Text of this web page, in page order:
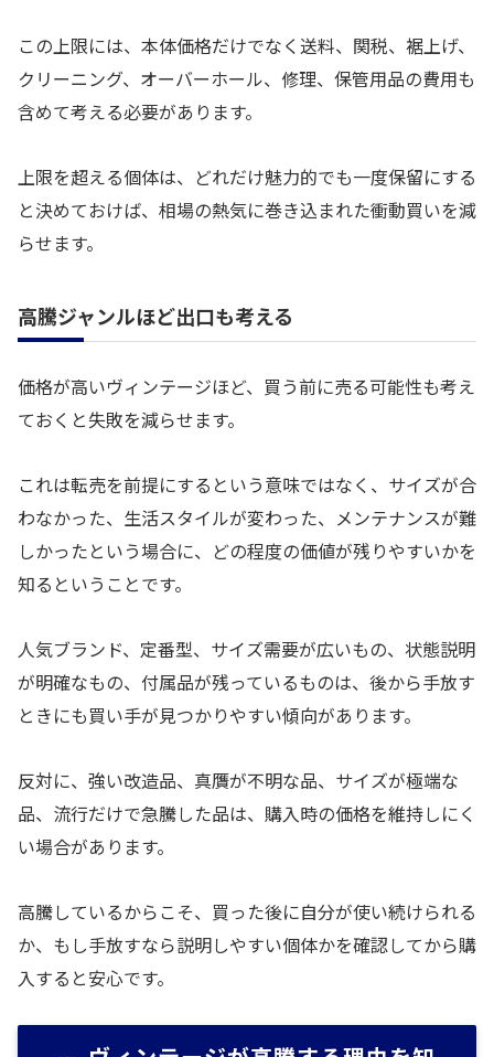
この上限には、本体価格だけでなく送料、関税、裾上げ、
クリーニング、オーバーホール、修理、保管用品の費用も
含めて考える必要があります。
上限を超える個体は、どれだけ魅力的でも一度保留にする
と決めておけば、相場の熱気に巻き込まれた衝動買いを減
らせます。
高騰ジャンルほど出口も考える
価格が高いヴィンテージほど、買う前に売る可能性も考え
ておくと失敗を減らせます。
これは転売を前提にするという意味ではなく、サイズが合
わなかった、生活スタイルが変わった、メンテナンスが難
しかったという場合に、どの程度の価値が残りやすいかを
知るということです。
人気ブランド、定番型、サイズ需要が広いもの、状態説明
が明確なもの、付属品が残っているものは、後から手放す
ときにも買い手が見つかりやすい傾向があります。
反対に、強い改造品、真贋が不明な品、サイズが極端な
品、流行だけで急騰した品は、購入時の価格を維持しにく
い場合があります。
高騰しているからこそ、買った後に自分が使い続けられる
か、もし手放すなら説明しやすい個体かを確認してから購
入すると安心です。